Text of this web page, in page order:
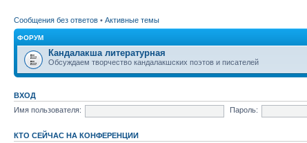
Сообщения без ответов • Активные темы
ФОРУМ
Кандалакша литературная
Обсуждаем творчество кандалакшских поэтов и писателей
ВХОД
Имя пользователя:
Пароль:
КТО СЕЙЧАС НА КОНФЕРЕНЦИИ